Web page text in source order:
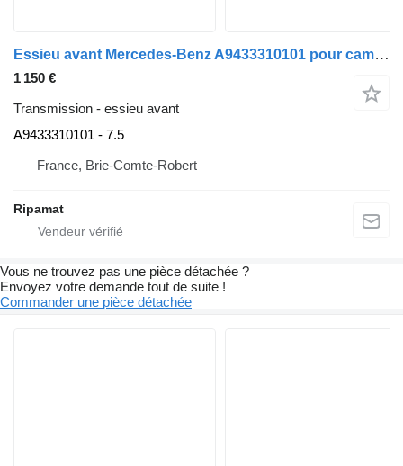
Essieu avant Mercedes-Benz A9433310101 pour camion Mercedes-Benz
1 150 €
Transmission - essieu avant
A9433310101 - 7.5
France, Brie-Comte-Robert
Ripamat
Vous ne trouvez pas une pièce détachée ?
Envoyez votre demande tout de suite !
Commander une pièce détachée